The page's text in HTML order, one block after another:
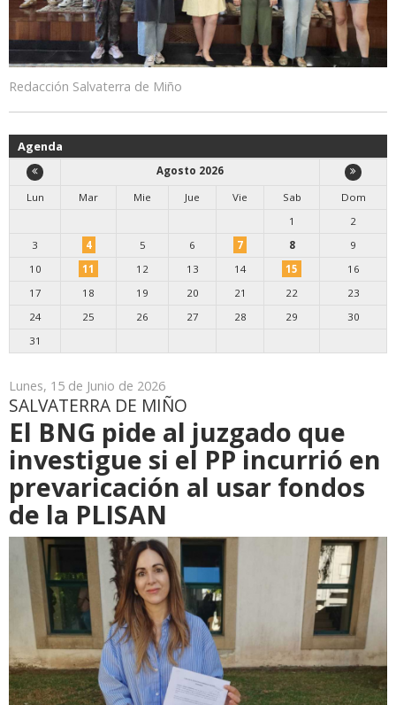
Redacción Salvaterra de Miño
Agenda
Agosto 2026
Lun
Mar Mie Jue Vie Sab
Dom
1
2
3
4 5 6 7 8
9
10
11 12 13 14 15
16
17
18 19 20 21 22
23
24
25 26 27 28 29
30
31
Lunes, 15 de Junio de 2026
SALVATERRA DE MIÑO
El BNG pide al juzgado que
investigue si el PP incurrió en
prevaricación al usar fondos
de la PLISAN